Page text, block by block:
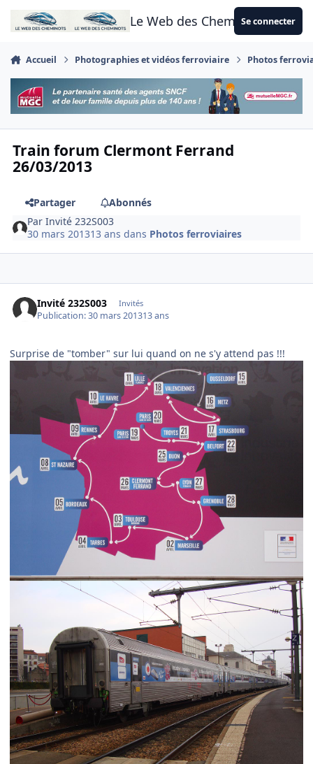
Aller au contenu
Le Web des CheminotsSe connecter
Accueil Photographies et vidéos ferroviaire Photos
Train forum Clermont Ferrand
26/03/2013
Partager
Abonnés
ParInvité 232S003
30 mars 201313 ans dans Photos ferroviaires
Invité 232S003 Invités
Publication:30 mars 201313 ans
Surprise de "tomber" sur lui quand on ne s'y attend pas !!!